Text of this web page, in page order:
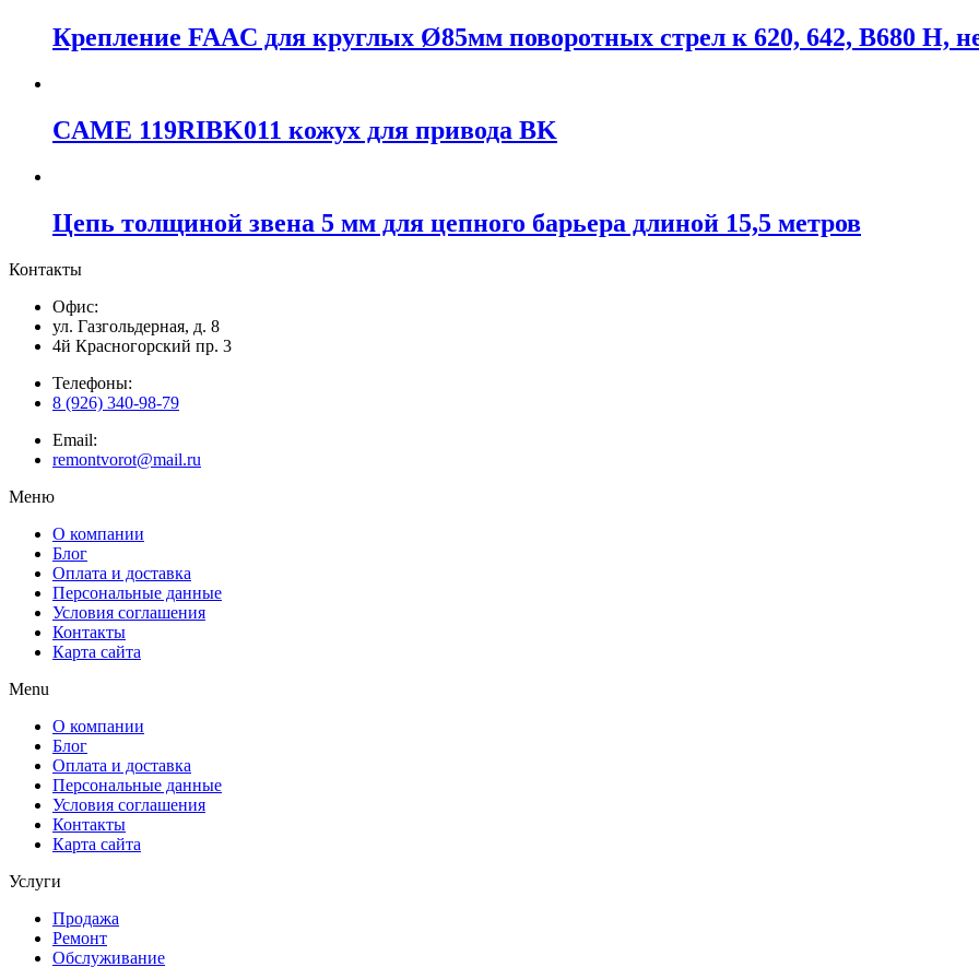
Крепление FAAC для круглых Ø85мм поворотных стрел к 620, 642, В680 Н,
CAME 119RIBK011 кожух для привода BK
Цепь толщиной звена 5 мм для цепного барьера длиной 15,5 метров
Контакты
Офис:
ул. Газгольдерная, д. 8
4й Красногорский пр. 3
Телефоны:
8 (926) 340-98-79
Email:
remontvorot@mail.ru
Меню
О компании
Блог
Оплата и доставка
Персональные данные
Условия соглашения
Контакты
Карта сайта
Menu
О компании
Блог
Оплата и доставка
Персональные данные
Условия соглашения
Контакты
Карта сайта
Услуги
Продажа
Ремонт
Обслуживание